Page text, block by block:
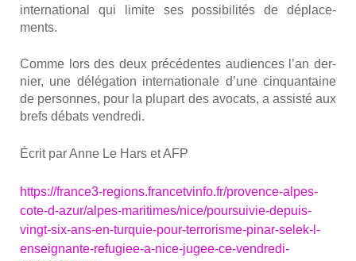
inter­na­tio­nal qui limite ses pos­si­bi­li­tés de dépla­ce­
ments.
Comme lors des deux pré­cé­dentes audiences l’an der­
nier, une délé­ga­tion inter­na­tio­nale d’une cin­quan­taine
de per­sonnes, pour la plu­part des avo­cats, a assis­té aux
brefs débats ven­dre­di.
Écrit parAnne Le Hars etAFP
https://france3-regions.francetvinfo.fr/provence-alpes-
cote-d-azur/alpes-maritimes/nice/poursuivie-depuis-
vingt-six-ans-en-turquie-pour-terrorisme-pinar-selek-l-
enseignante-refugiee-a-nice-jugee-ce-vendredi-